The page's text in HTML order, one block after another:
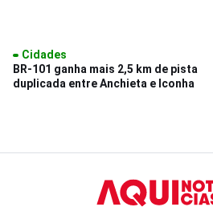
Cidades
BR-101 ganha mais 2,5 km de pista
duplicada entre Anchieta e Iconha